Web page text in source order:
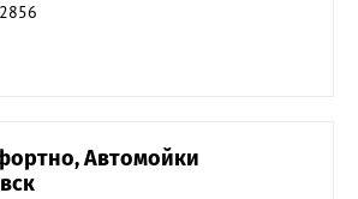
Автомойки